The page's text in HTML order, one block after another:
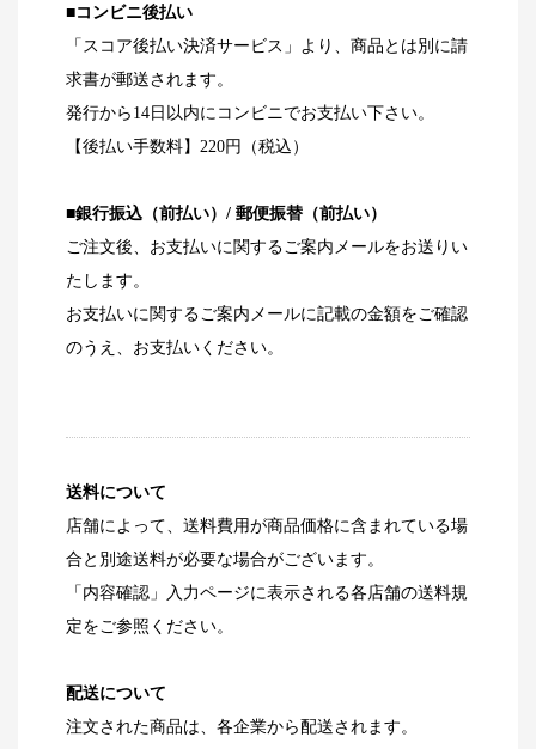
■コンビニ後払い
「スコア後払い決済サービス」より、商品とは別に請
求書が郵送されます。
発行から14日以内にコンビニでお支払い下さい。
【後払い手数料】220円（税込）
■銀行振込（前払い）/ 郵便振替（前払い）
ご注文後、お支払いに関するご案内メールをお送りい
たします。
お支払いに関するご案内メールに記載の金額をご確認
のうえ、お支払いください。
送料について
店舗によって、送料費用が商品価格に含まれている場
合と別途送料が必要な場合がございます。
「内容確認」入力ページに表示される各店舗の送料規
定をご参照ください。
配送について
注文された商品は、各企業から配送されます。